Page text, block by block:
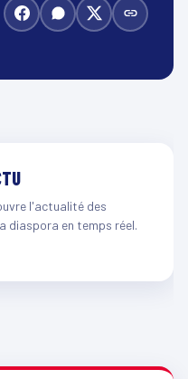
l'actualité des
diaspora en temps réel.